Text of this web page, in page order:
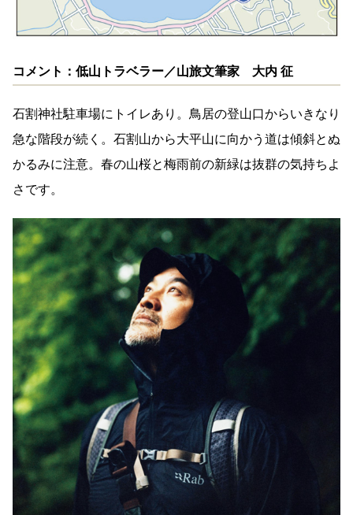
コメント：低山トラベラー／山旅文筆家 大内 征
石割神社駐車場にトイレあり。鳥居の登山口からいきなり
急な階段が続く。石割山から大平山に向かう道は傾斜とぬ
かるみに注意。春の山桜と梅雨前の新緑は抜群の気持ちよ
さです。